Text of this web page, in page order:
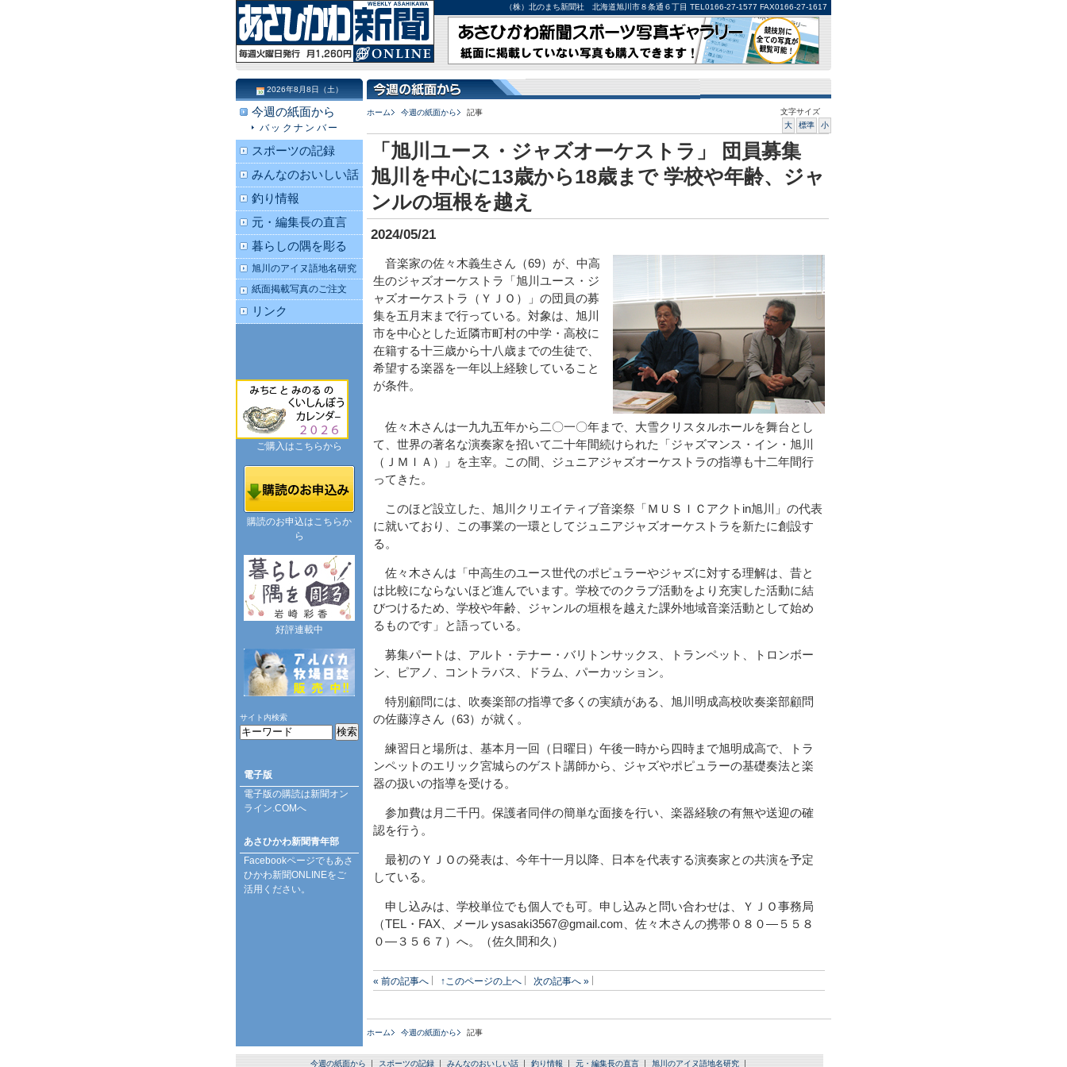
（株）北のまち新聞社 北海道旭川市８条通６丁目 TEL0166-27-1577 FAX0166-27-1617
ホーム 今週の紙面から 記事
文字サイズ
大
標準 小
「旭川ユース・ジャズオーケストラ」 団員募集
旭川を中心に13歳から18歳まで 学校や年齢、ジャ
ンルの垣根を越え
2024/05/21
音楽家の佐々木義生さん（69）が、中高
生のジャズオーケストラ「旭川ユース・ジ
ャズオーケストラ（ＹＪＯ）」の団員の募
集を五月末まで行っている。対象は、旭川
市を中心とした近隣市町村の中学・高校に
在籍する十三歳から十八歳までの生徒で、
希望する楽器を一年以上経験していること
が条件。
佐々木さんは一九九五年から二〇一〇年まで、大雪クリスタルホールを舞台とし
て、世界の著名な演奏家を招いて二十年間続けられた「ジャズマンス・イン・旭川
（ＪＭＩＡ）」を主宰。この間、ジュニアジャズオーケストラの指導も十二年間行
ってきた。
このほど設立した、旭川クリエイティブ音楽祭「ＭＵＳＩＣアクトin旭川」の代表
に就いており、この事業の一環としてジュニアジャズオーケストラを新たに創設す
る。
佐々木さんは「中高生のユース世代のポピュラーやジャズに対する理解は、昔と
は比較にならないほど進んでいます。学校でのクラブ活動をより充実した活動に結
びつけるため、学校や年齢、ジャンルの垣根を越えた課外地域音楽活動として始め
るものです」と語っている。
募集パートは、アルト・テナー・バリトンサックス、トランペット、トロンボー
ン、ピアノ、コントラバス、ドラム、パーカッション。
特別顧問には、吹奏楽部の指導で多くの実績がある、旭川明成高校吹奏楽部顧問
の佐藤淳さん（63）が就く。
練習日と場所は、基本月一回（日曜日）午後一時から四時まで旭明成高で、トラ
ンペットのエリック宮城らのゲスト講師から、ジャズやポピュラーの基礎奏法と楽
器の扱いの指導を受ける。
参加費は月二千円。保護者同伴の簡単な面接を行い、楽器経験の有無や送迎の確
認を行う。
最初のＹＪＯの発表は、今年十一月以降、日本を代表する演奏家との共演を予定
している。
申し込みは、学校単位でも個人でも可。申し込みと問い合わせは、ＹＪＯ事務局
（TEL・FAX、メール ysasaki3567@gmail.com、佐々木さんの携帯０８０―５５８
０―３５６７）へ。（佐久間和久）
« 前の記事へ ↑このページの上へ 次の記事へ »
ホーム 今週の紙面から 記事
2026年8月8日（土）
今週の紙面から
バックナンバー
スポーツの記録
みんなのおいしい話
釣り情報
元・編集長の直言
暮らしの隅を彫る
旭川のアイヌ語地名研究
紙面掲載写真のご注文
リンク
ご購入はこちらから
購読のお申込はこちらか
ら
好評連載中
サイト内検索
電子版
電子版の購読は新聞オン
ライン.COMへ
あさひかわ新聞青年部
Facebookページでもあさ
ひかわ新聞ONLINEをご
活用ください。
今週の紙面から スポーツの記録 みんなのおいしい話 釣り情報 元・編集長の直言 旭川のアイヌ語地名研究